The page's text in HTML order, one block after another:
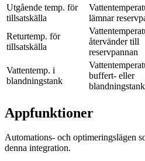
Utgående temp. för
tillsatskälla
lämnar
Returtemp. för
tillsatskälla
återvänder till
reservpannan
Vattentemp. i
blandningstank
buffert- eller
Appfunktioner
Automations- och optimeringslägen
denna integration.